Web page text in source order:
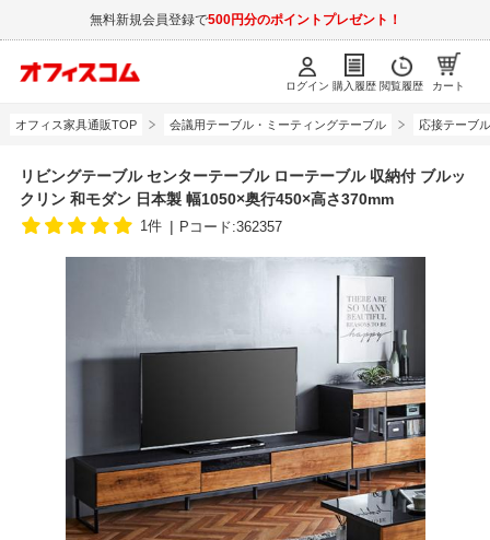
無料新規会員登録で500円分のポイントプレゼント！
ログイン 購入履歴 閲覧履歴 カート
オフィス家具通販TOP 会議用テーブル・ミーティングテーブル 応接テーブ
リビングテーブル センターテーブル ローテーブル 収納付 ブルッ
クリン 和モダン 日本製 幅1050×奥行450×高さ370mm
1件 Pコード:362357